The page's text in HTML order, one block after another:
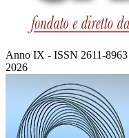
Anno IX - ISSN 2611-
2026